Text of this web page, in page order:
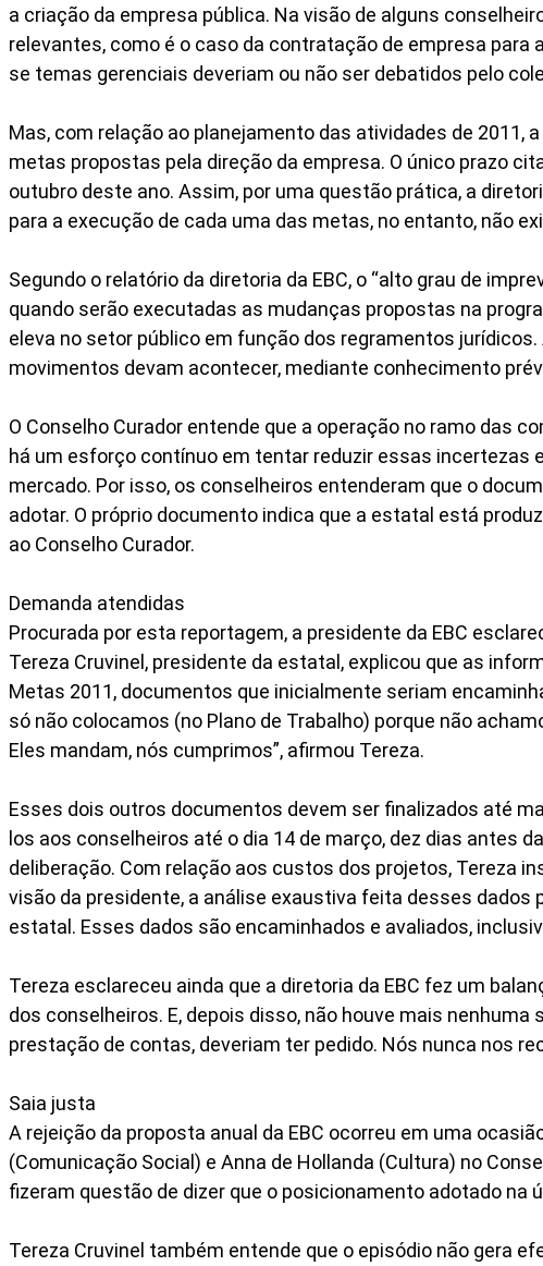
a criação da empresa pública. Na visão de alguns
relevantes, como é o caso da contratação de empresa
se temas gerenciais deveriam ou não ser debatidos pelo
Mas, com relação ao planejamento das atividades de
metas propostas pela direção da empresa. O único prazo
outubro deste ano. Assim, por uma questão prática, a
para a execução de cada uma das metas, no entanto, não
Segundo o relatório da diretoria da EBC, o “alto grau de
quando serão executadas as mudanças propostas na
eleva no setor público em função dos regramentos
movimentos devam acontecer, mediante conhecimento
O Conselho Curador entende que a operação no ramo das
há um esforço contínuo em tentar reduzir essas incertezas
mercado. Por isso, os conselheiros entenderam que o
adotar. O próprio documento indica que a estatal está
ao Conselho Curador.
Demanda atendidas
Procurada por esta reportagem, a presidente da EBC
Tereza Cruvinel, presidente da estatal, explicou que as
Metas 2011, documentos que inicialmente seriam
só não colocamos (no Plano de Trabalho) porque não
Eles mandam, nós cumprimos”, afirmou Tereza.
Esses dois outros documentos devem ser finalizados até
los aos conselheiros até o dia 14 de março, dez dias antes
deliberação. Com relação aos custos dos projetos, Tereza
visão da presidente, a análise exaustiva feita desses
estatal. Esses dados são encaminhados e avaliados,
Tereza esclareceu ainda que a diretoria da EBC fez um
dos conselheiros. E, depois disso, não houve mais
prestação de contas, deveriam ter pedido. Nós nunca nos
Saia justa
A rejeição da proposta anual da EBC ocorreu em uma
(Comunicação Social) e Anna de Hollanda (Cultura) no
fizeram questão de dizer que o posicionamento adotado
Tereza Cruvinel também entende que o episódio não gera